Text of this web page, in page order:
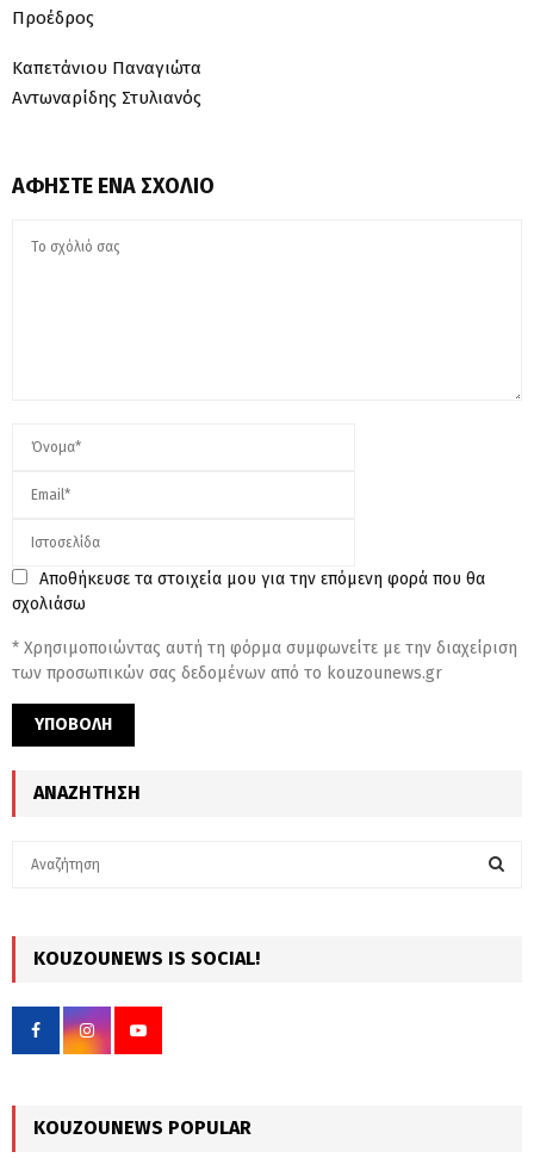
Προέδρος
Καπετάνιου Παναγιώτα
Αντωναρίδης Στυλιανός
ΑΦΉΣΤΕ ΈΝΑ ΣΧΌΛΙΟ
Αποθήκευσε τα στοιχεία μου για την επόμενη φορά που θα
σχολιάσω
* Χρησιμοποιώντας αυτή τη φόρμα συμφωνείτε με την διαχείριση
των προσωπικών σας δεδομένων από το kouzounews.gr
ΑΝΑΖΉΤΗΣΗ
h
f
r
KOUZOUNEWS IS SOCIAL!
KOUZOUNEWS POPULAR